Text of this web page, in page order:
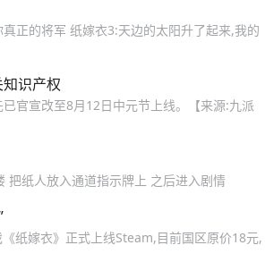
正的将军 纸嫁衣3:天边的太阳升了起来,我的
识产权
官宣改至8月12日中元节上线。【来源:九派
把纸人放入通道指示牌上 之后进入剧情
纸嫁衣》正式上线Steam,目前国区原价18元,